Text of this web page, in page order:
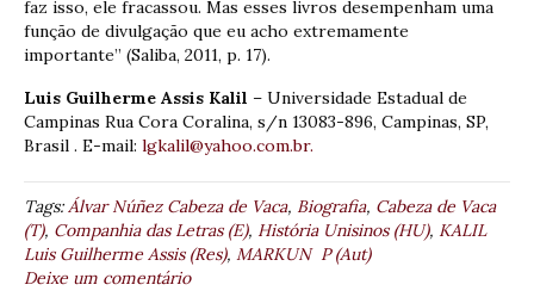
faz isso, ele fracassou. Mas esses livros desempenham uma
função de divulgação que eu acho extremamente
importante” (Saliba, 2011, p. 17).
Luis Guilherme Assis Kalil – Universidade Estadual de
Campinas Rua Cora Coralina, s/n 13083-896, Campinas, SP,
Brasil . E-mail: lgkalil@yahoo.com.br.
Tags:Álvar Núñez Cabeza de Vaca, Biografia, Cabeza de Vaca
(T), Companhia das Letras (E), História Unisinos (HU), KALIL
Luis Guilherme Assis (Res), MARKUN P (Aut)
Deixe um comentário